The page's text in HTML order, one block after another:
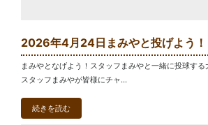
2026年4月24日まみやと投げよう！
まみやとなげよう！スタッフまみやと一緒に投球する
スタッフまみやが皆様にチャ...
続きを読む